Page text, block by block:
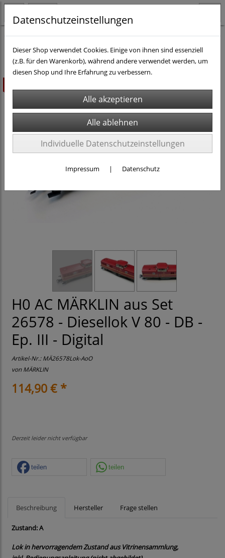
H0 AC MÄRKLIN aus Set
26578 - Diesellok V 80 - DB -
Ep. III - Digital
Artikel-Nr.:MÄ26578Lok-AoO
vonMÄRKLIN
114,90 € *
Derzeit leider nicht verfügbar
teilen teilen
Beschreibung Hersteller Frage stellen
Zustand: A
Lok in hervorragendem Zustand aus Vitrinensammlung,
Datenschutzeinstellungen
Dieser Shop verwendet Cookies. Einige von ihnen sind essenziell
(z.B. für den Warenkorb), während andere verwendet werden, um
diesen Shop und Ihre Erfahrung zu verbessern.
Individuelle Datenschutzeinstellungen
Impressum | Datenschutz